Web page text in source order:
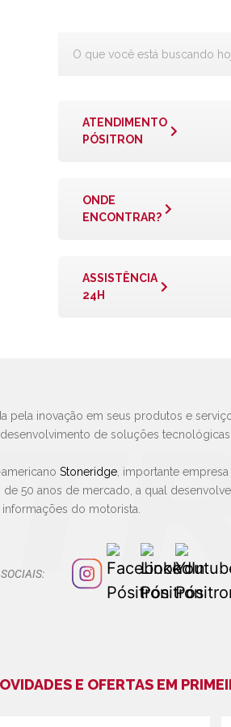
ATENDIMENTO
PÓSITRON
ONDE
ENCONTRAR?
ASSISTÊNCIA
24H
pela inovação em seus produtos e
de soluções
americanoStoneridge , importante
de 50 anos de mercado, a qual
do motorista.
E OFERTAS EM